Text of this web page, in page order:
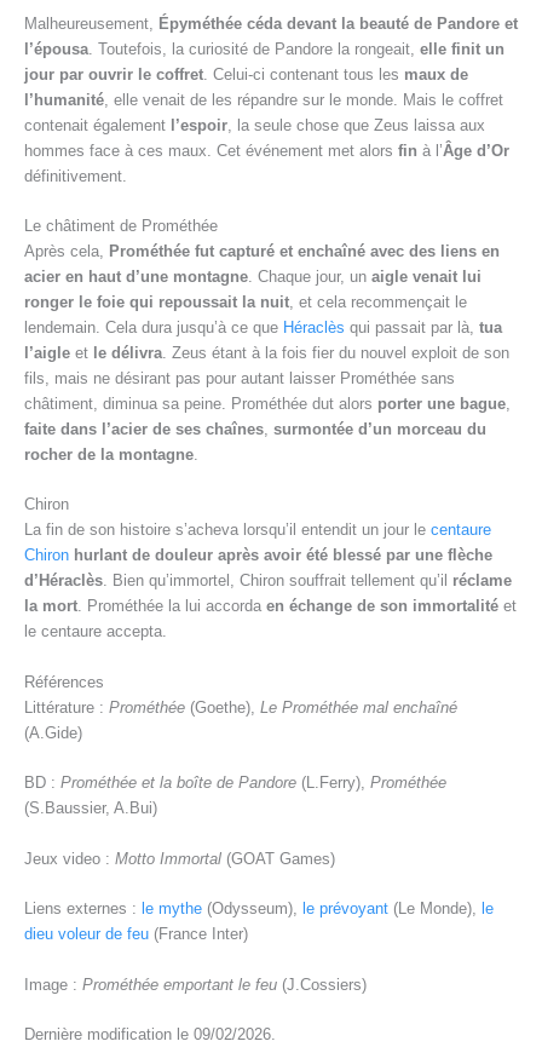
Malheureusement, Épyméthée céda devant la beauté de Pandore et
l’épousa . Toutefois, la curiosité de Pandore la rongeait, elle finit un
jour par ouvrir le coffret . Celui-ci contenant tous les maux de
l’humanité , elle venait de les répandre sur le monde. Mais le coffret
contenait également l’espoir , la seule chose que Zeus laissa aux
hommes face à ces maux. Cet événement met alors fin à l’Âge d’Or
définitivement.
Le châtiment de Prométhée
Après cela, Prométhée fut capturé et enchaîné avec des liens en
acier en haut d’une montagne. Chaque jour, un aigle venait lui
ronger le foie qui repoussait la nuit, et cela recommençait le
lendemain. Cela dura jusqu’à ce que Héraclès qui passait par là, tua
l’aigle et le délivra. Zeus étant à la fois fier du nouvel exploit de son
fils, mais ne désirant pas pour autant laisser Prométhée sans
châtiment, diminua sa peine. Prométhée dut alors porter une bague,
faite dans l’acier de ses chaînes, surmontée d’un morceau du
rocher de la montagne.
Chiron
La fin de son histoire s’acheva lorsqu’il entendit un jour le centaure
Chiron hurlant de douleur après avoir été blessé par une flèche
d’Héraclès. Bien qu’immortel, Chiron souffrait tellement qu’il réclame
la mort. Prométhée la lui accorda en échange de son immortalité et
le centaure accepta.
Références
Littérature : Prométhée (Goethe), Le Prométhée mal enchaîné
(A.Gide)
BD : Prométhée et la boîte de Pandore (L.Ferry), Prométhée
(S.Baussier, A.Bui)
Jeux video : Motto Immortal (GOAT Games)
Liens externes : le mythe (Odysseum), le prévoyant (Le Monde), le
dieu voleur de feu (France Inter)
Image : Prométhée emportant le feu (J.Cossiers)
Dernière modification le 09/02/2026.